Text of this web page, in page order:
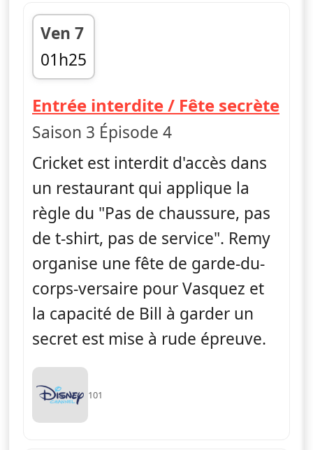
Ven 7
01h25
fin 01h50
Entrée interdite / Fête secrète—
Saison 3 Épisode 4
Cricket est interdit d'accès dans
un restaurant qui applique la
règle du "Pas de chaussure, pas
de t-shirt, pas de service". Remy
organise une fête de garde-du-
corps-versaire pour Vasquez et
la capacité de Bill à garder un
secret est mise à rude épreuve.
101